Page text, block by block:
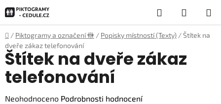
na
obsah
Hledat
KOŠÍK
Domů
/ Piktogramy a označení 🚻 / Popisky místností (Texty) /Štítek na
dveře zákaz telefonování
Štítek na dveře zákaz
telefonování
Průměrné
Neohodnoceno Podrobnosti hodnocení